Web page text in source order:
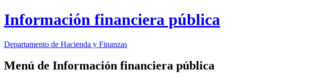
Información financiera pública
Departamento de Hacienda y Finanzas
Menú de Información financiera pública